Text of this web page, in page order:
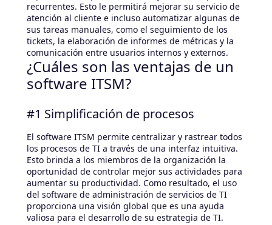
recurrentes. Esto le permitirá mejorar su servicio de
atención al cliente e incluso automatizar algunas de
sus tareas manuales, como el seguimiento de los
tickets, la elaboración de informes de métricas y la
comunicación entre usuarios internos y externos.
¿Cuáles son las ventajas de un
software ITSM?
#1 Simplificación de procesos
El software ITSM permite centralizar y rastrear todos
los procesos de TI a través de una interfaz intuitiva.
Esto brinda a los miembros de la organización la
oportunidad de controlar mejor sus actividades para
aumentar su productividad. Como resultado, el uso
del software de administración de servicios de TI
proporciona una visión global que es una ayuda
valiosa para el desarrollo de su estrategia de TI.